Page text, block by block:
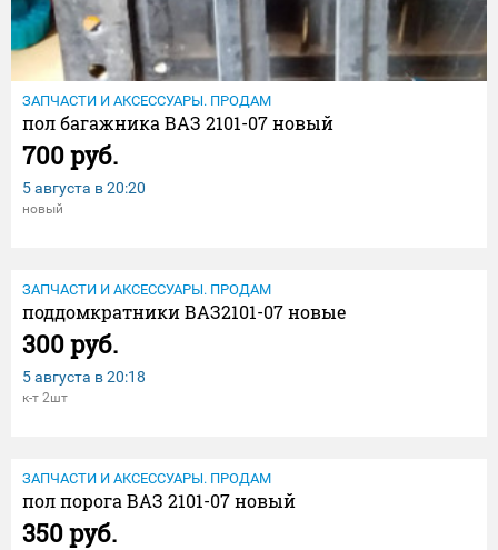
ЗАПЧАСТИ И АКСЕССУАРЫ. ПРОДАМ
пол багажника ВАЗ 2101-07 новый
700 руб.
5 августа в20:20
новый
ЗАПЧАСТИ И АКСЕССУАРЫ. ПРОДАМ
поддомкратники ВАЗ2101-07 новые
300 руб.
5 августа в20:18
к-т 2шт
ЗАПЧАСТИ И АКСЕССУАРЫ. ПРОДАМ
пол порога ВАЗ 2101-07 новый
350 руб.